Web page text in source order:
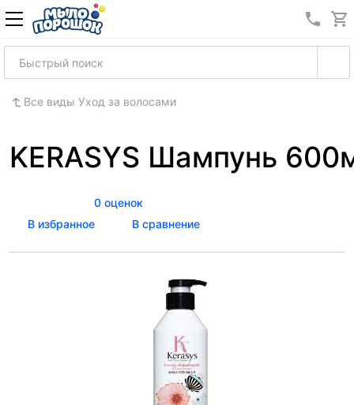
8
Все виды Уход за волосами
KERASYS Шампунь
0 оценок
В избранное
В сравнение